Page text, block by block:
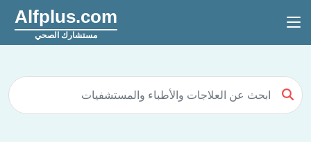
Alfplus.com
مستشارك الصحي